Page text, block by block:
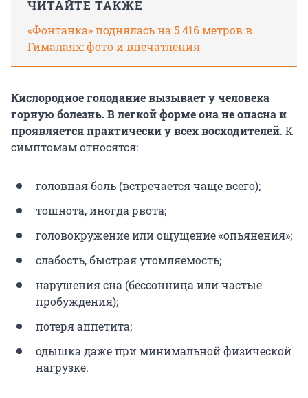
ЧИТАЙТЕ ТАКЖЕ
«Фонтанка» поднялась на 5 416 метров в
Гималаях: фото и впечатления
Кислородное голодание вызывает у человека
горную болезнь.В легкой форме она не опасна и
проявляется практически у всех восходителей. К
симптомам относятся:
головная боль (встречается чаще всего);
тошнота, иногда рвота;
головокружение или ощущение «опьянения»;
слабость, быстрая утомляемость;
нарушения сна (бессонница или частые
пробуждения);
потеря аппетита;
одышка даже при минимальной физической
нагрузке.